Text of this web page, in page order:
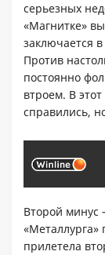
серьезных
«Магнитке»
заключается
Против
постоянно
втроем. В
справились,
Второй минус
«Металлурга»
прилетела